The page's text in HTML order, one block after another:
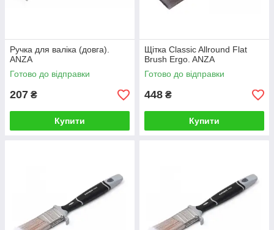
Ручка для валіка (довга).
ANZA
Готово до відправки
207 ₴
Купити
Щітка Classic Allround Flat
Brush Ergo. ANZA
Готово до відправки
448 ₴
Купити